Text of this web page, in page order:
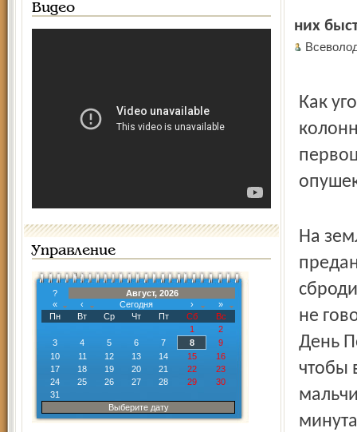
Видео
Управление
?
Август, 2026
«
‹ Сегодня ›
»
Пн
Вт Ср Чт Пт Сб
Вс
1
2
3
4 5 6 7 8
9
10
11 12 13 14 15
16
17
18 19 20 21 22
23
24
25 26 27 28 29
30
31
Выберите дату
них
Как
На
не
День
чтобы